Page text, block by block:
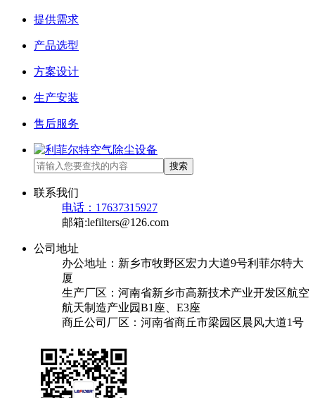
提供需求
产品选型
方案设计
生产安装
售后服务
搜索
联系我们
电话：17637315927
邮箱:lefilters@126.com
公司地址
办公地址：新乡市牧野区宏力大道9号利菲尔特大
厦
生产厂区：河南省新乡市高新技术产业开发区航空
航天制造产业园B1座、E3座
商丘公司厂区：河南省商丘市梁园区晨风大道1号